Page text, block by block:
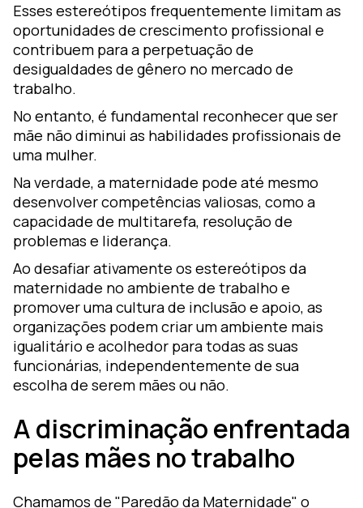
Esses estereótipos frequentemente limitam as
oportunidades de crescimento profissional e
contribuem para a perpetuação de
desigualdades de gênero no mercado de
trabalho.
No entanto, é fundamental reconhecer que ser
mãe não diminui as habilidades profissionais de
uma mulher.
Na verdade, a maternidade pode até mesmo
desenvolver competências valiosas, como a
capacidade de multitarefa, resolução de
problemas e liderança.
Ao desafiar ativamente os estereótipos da
maternidade no ambiente de trabalho e
promover uma cultura de inclusão e apoio, as
organizações podem criar um ambiente mais
igualitário e acolhedor para todas as suas
funcionárias, independentemente de sua
escolha de serem mães ou não.
A discriminação enfrentada
pelas mães no trabalho
Chamamos de "Paredão da Maternidade" o